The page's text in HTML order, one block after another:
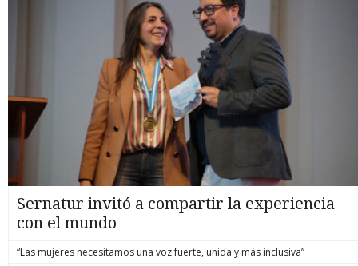
Sernatur invitó a compartir la experiencia
con el mundo
“Las mujeres necesitamos una voz fuerte, unida y más inclusiva”